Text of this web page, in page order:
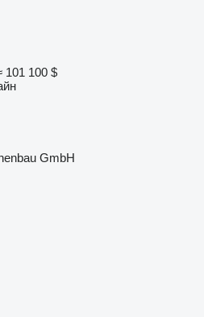
101 100 $
GmbH